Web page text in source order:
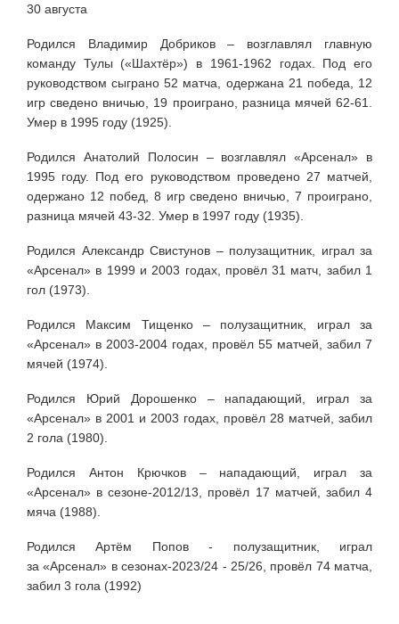
30 августа
Родился Владимир Добриков – возглавлял главную
команду Тулы («Шахтёр») в 1961-1962 годах. Под его
руководством сыграно 52 матча, одержана 21 победа, 12
игр сведено вничью, 19 проиграно, разница мячей 62-61.
Умер в 1995 году (1925).
Родился Анатолий Полосин – возглавлял «Арсенал» в
1995 году. Под его руководством проведено 27 матчей,
одержано 12 побед, 8 игр сведено вничью, 7 проиграно,
разница мячей 43-32. Умер в 1997 году (1935).
Родился Александр Свистунов – полузащитник, играл за
«Арсенал» в 1999 и 2003 годах, провёл 31 матч, забил 1
гол (1973).
Родился Максим Тищенко – полузащитник, играл за
«Арсенал» в 2003-2004 годах, провёл 55 матчей, забил 7
мячей (1974).
Родился Юрий Дорошенко – нападающий, играл за
«Арсенал» в 2001 и 2003 годах, провёл 28 матчей, забил
2 гола (1980).
Родился Антон Крючков – нападающий, играл за
«Арсенал» в сезоне-2012/13, провёл 17 матчей, забил 4
мяча (1988).
Родился Артём Попов - полузащитник, играл
за«Арсенал» в сезонах-2023/24 - 25/26, провёл 74 матча,
забил 3 гола (1992)